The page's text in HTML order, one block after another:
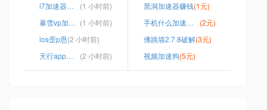
i7加速器下载
(1 小时前)
暴雪vp加速器app (1 小时前)
ios歪p恩(2 小时前)
天行app官网下载安卓
(2 小时前)
黑洞加速器赚钱(1元)
手机什么加速器免费好用
(2元)
佛跳墙2.7.8破解(3元)
视频加速狗(5元)